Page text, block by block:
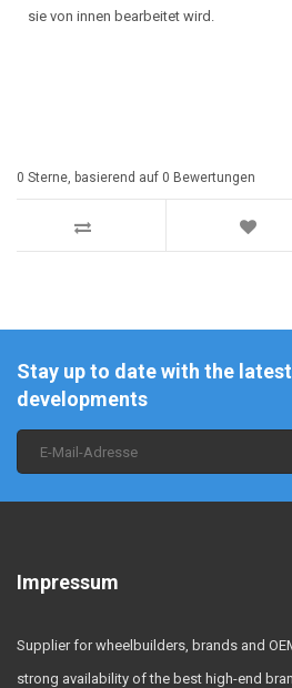
sie von innen bearbeitet wird.
0 Sterne, basierend auf 0 Bewertungen
Stay up to date with the latest
developments
Impressum
Supplier for wheelbuilders, brands and
strong availability of the best high-end